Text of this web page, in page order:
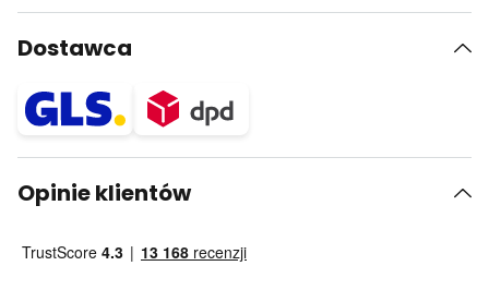
Dostawca
Opinie klientów